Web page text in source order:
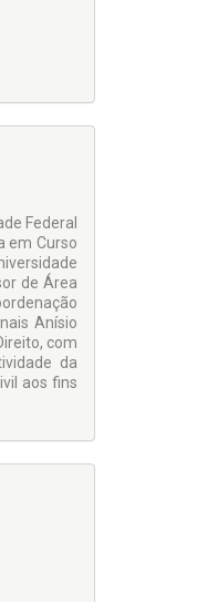
Federal
em Curso
de Área
Anísio
com
da
aos fins